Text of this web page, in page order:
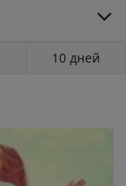
10 дней